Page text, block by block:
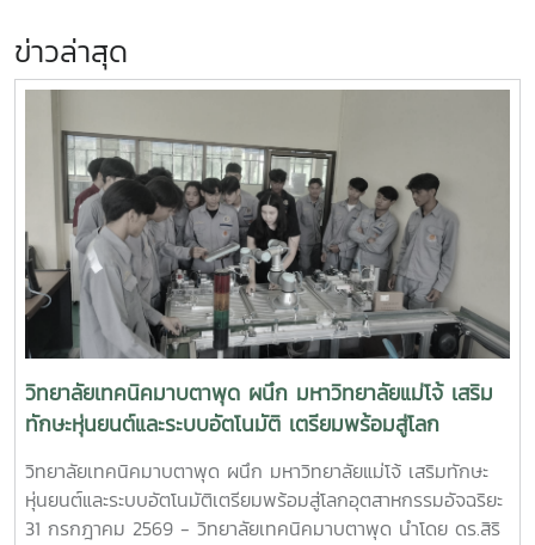
ข่าวล่าสุด
วิทยาลัยเทคนิคมาบตาพุด ผนึก มหาวิทยาลัยแม่โจ้ เสริม
ทักษะหุ่นยนต์และระบบอัตโนมัติ เตรียมพร้อมสู่โลก
อุตสาหกรรมอัจฉริยะ
วิทยาลัยเทคนิคมาบตาพุด ผนึก มหาวิทยาลัยแม่โจ้ เสริมทักษะ
หุ่นยนต์และระบบอัตโนมัติเตรียมพร้อมสู่โลกอุตสาหกรรมอัจฉริยะ
31 กรกฎาคม 2569 - วิทยาลัยเทคนิคมาบตาพุด นำโดย ดร.สิริ